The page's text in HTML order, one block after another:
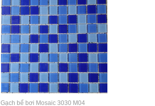
Gạch bể bơi Mosaic 3030 M04